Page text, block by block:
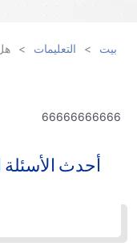
بيت > التعليمات >
66666666666
أحدث الأسئلة